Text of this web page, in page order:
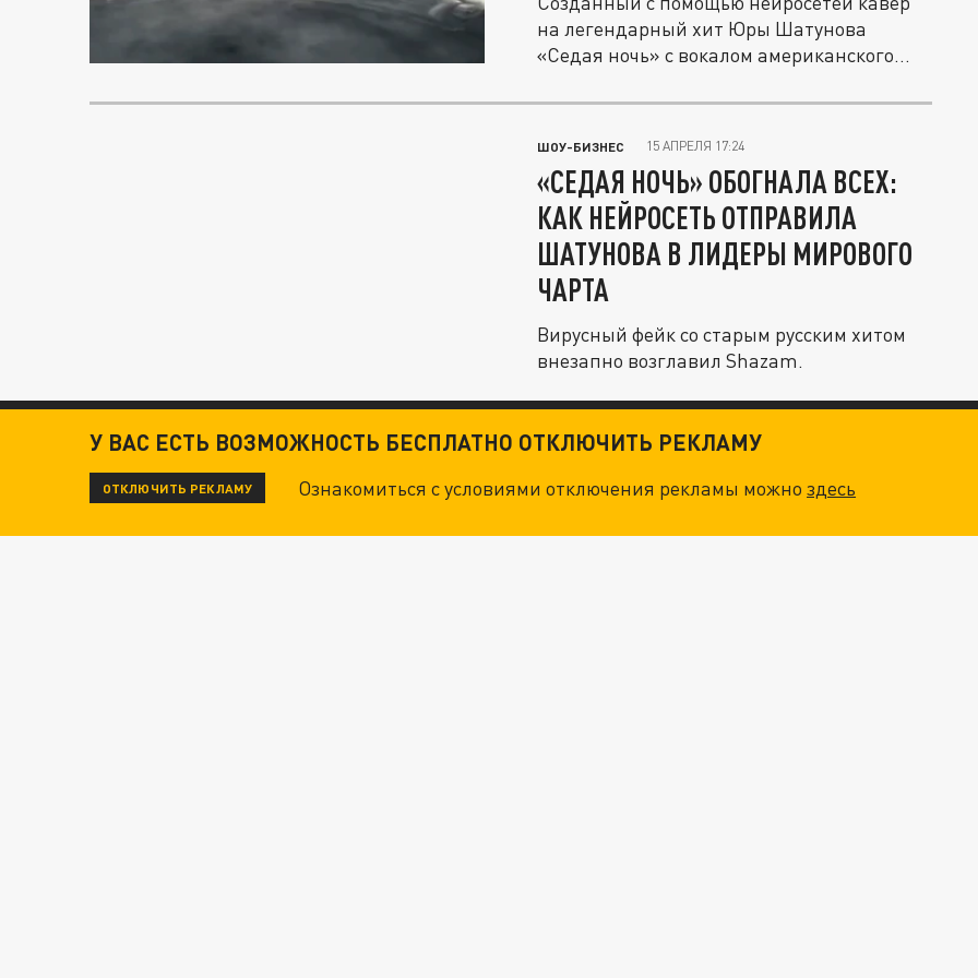
на легендарный хит Юры Шатунова
«Седая ночь» с вокалом американского...
ШОУ-БИЗНЕС 15 АПРЕЛЯ 17:24
«СЕДАЯ НОЧЬ» ОБОГНАЛА ВСЕХ:
КАК НЕЙРОСЕТЬ ОТПРАВИЛА
ШАТУНОВА В ЛИДЕРЫ МИРОВОГО
ЧАРТА
Вирусный фейк со старым русским хитом
внезапно возглавил Shazam.
У ВАС ЕСТЬ ВОЗМОЖНОСТЬ БЕСПЛАТНО ОТКЛЮЧИТЬ РЕКЛАМУ
ОТКЛЮЧИТЬ РЕКЛАМУ Ознакомиться с условиями отключения рекламы можноздесь